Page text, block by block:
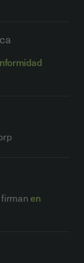
firmanen